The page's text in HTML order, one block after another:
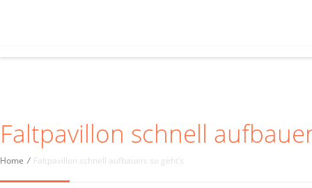
Faltpavillon schnell
Home / Faltpavillon schnell aufbauen: so geht’s